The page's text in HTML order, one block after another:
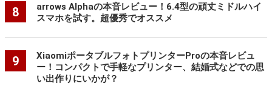
8
arrows Alphaの本音レビュー！6.4型の頑丈ミドルハイ
スマホを試す。超優秀でオススメ
9
XiaomiポータブルフォトプリンターProの本音レビュ
ー！コンパクトで手軽なプリンター、結婚式などでの思
い出作りにいかが？